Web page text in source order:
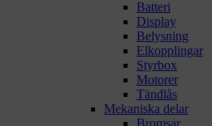
Batteri
Display
Belysning
Elkopplingar
Styrbox
Motorer
Tändlås
Mekaniska delar
Bromsar